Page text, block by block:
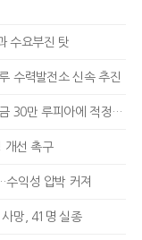
수요부진 탓
수력발전소 신속 추진
루피아에 적정성 제기
개선 촉구
익성 압박 커져
망, 41명 실종